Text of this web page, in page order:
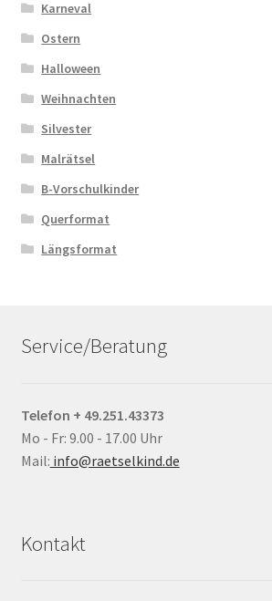
Karneval
Ostern
Halloween
Weihnachten
Silvester
Malrätsel
B-Vorschulkinder
Querformat
Längsformat
Service/Beratung
Telefon + 49.251.43373
Mo - Fr: 9.00 - 17.00 Uhr
Mail: info@raetselkind.de
Kontakt